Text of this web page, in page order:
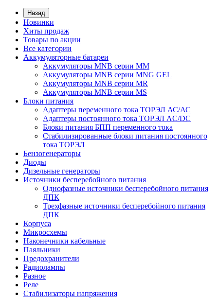
Назад
Новинки
Хиты продаж
Товары по акции
Все категории
Аккумуляторные батареи
Аккумуляторы MNB серии MM
Аккумуляторы MNB серии MNG GEL
Аккумуляторы MNB серии MR
Аккумуляторы MNB серии MS
Блоки питания
Адаптеры переменного тока ТОРЭЛ АС/АС
Адаптеры постоянного тока ТОРЭЛ AC/DC
Блоки питания БПП переменного тока
Стабилизированные блоки питания постоянного
тока ТОРЭЛ
Бензогенераторы
Диоды
Дизельные генераторы
Источники бесперебойного питания
Однофазные источники бесперебойного питания
ДПК
Трехфазные источники бесперебойного питания
ДПК
Корпуса
Микросхемы
Наконечники кабельные
Паяльники
Предохранители
Радиолампы
Разное
Реле
Стабилизаторы напряжения